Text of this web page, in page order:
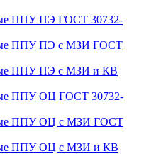
ППУ ПЭ ГОСТ 30732-
ППУ ПЭ с МЗИ ГОСТ
ППУ ПЭ с МЗИ и КВ
ППУ ОЦ ГОСТ 30732-
ППУ ОЦ с МЗИ ГОСТ
ППУ ОЦ с МЗИ и КВ